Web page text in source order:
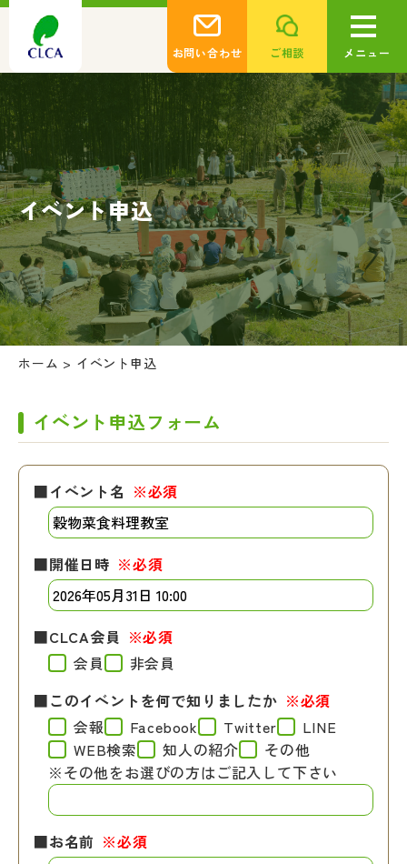
お問い合わせ ご相談 メニュー
イベント申込
ホーム > イベント申込
イベント申込フォーム
■イベント名 ※必須
■開催日時 ※必須
■CLCA会員 ※必須
会員
非会員
■このイベントを何で知りましたか ※必須
会報
Facebook Twitter
LINE
WEB検索
知人の紹介
その他
※その他をお選びの方はご記入して下さい
■お名前 ※必須